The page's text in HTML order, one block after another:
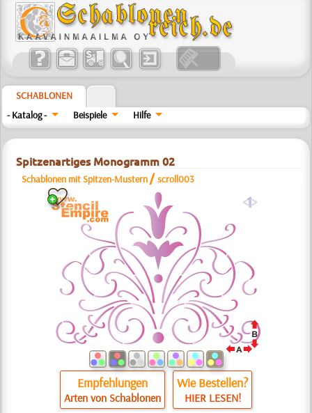
SCHABLONEN
- Katalog -
Beispiele Hilfe
Spitzenartiges Monogramm 02
Schablonen mit Spitzen-Mustern /scroll003
a
Empfehlungen
Arten von Schablonen
Wie Bestellen?
HIER LESEN!